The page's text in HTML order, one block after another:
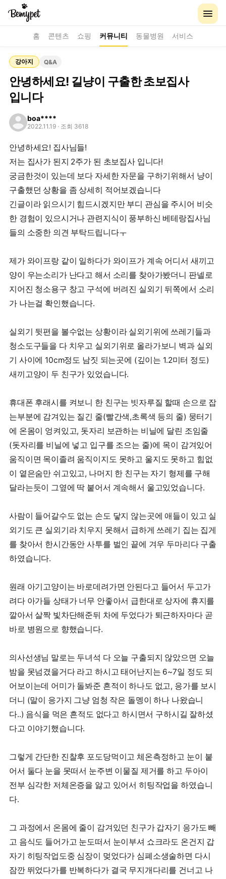
홈 콘텐츠 쇼핑 커뮤니티 동물병원 서비스
강아지 Q&A
안녕하세요! 길냥이 구출한 초보집사
입니다
boa****
2022.11.19 · 조회 3618
안녕하세요! 집사님들!
저는 집사가 된지 2주가 된 초보집사 입니다!
궁금한것이 있는데 보다 자세한 자문을 구하기위해서 냥이
구출했던 상황을 좀 상세히 적어보겠습니다
긴글이라 읽으시기 힘드시겠지만 부디 관심을 주시어 비슷
한 경험이 있으시거나 관련지식이 풍부하신 베테랑집사님
들의 소중한 의견 부탁드립니다ㅜ
제가 와이프랑 같이 일하다가 와이프가 계속 어디서 새끼고
양이 우는소리가 난다고 해서 소리를 찾아가봤더니 판넬로
지어진 청소용구 창고 구석에 버려진 실외기 뒤쪽에서 소리
가 나는걸 확인했습니다.
실외기 뒷편을 볼수없는 상황이라 실외기위에 쓰레기들과
청소도구들을 다 치우고 실외기위로 올라가보니 벽과 실외
기 사이에 10cm정도 남짓 되는곳에 (깊이는 1.2미터 정도)
새끼고양이 두 친구가 있었습니다.
휴대폰 후래시를 켜보니 한 친구는 빗자루질 할때 손으로 잡
는부분에 감겨있는 질긴 줄(빨간색,초록색 등의 줄) 뭉터기
에 온몸이 엉켜있고, 돗자리 보관하는 비닐에 달린 조임줄
(돗자리를 비닐에 넣고 입구를 조으는 줄)에 목이 감겨있어
움직이면 목이졸려 움직이지도 못하고 울지도 못하고 힘없
이 옅은숨만 쉬고있고, 나머지 한 친구는 자기 형제를 구해
달라는듯이 그옆에 딱 붙어서 계속해서 울고있었습니다.
사람이 들어갈수도 없는 손도 닿지 않는곳에 애들이 있고 실
외기도 큰 실외기라 치우지 못해서 급하게 쓰레기 집는 집게
를 찾아서 한시간동안 사투를 벌인 끝에 겨우 두마리다 구출
하였습니다.
원래 아기고양이는 바로데려가면 안된다고 들어서 두고가
려다 아가들 상태가 너무 안좋아서 급한대로 상자에 휴지를
깔아서 살짝 빛차단해준뒤 차에 두었다가 퇴근하자마다 곧
바로 병원으로 향했습니다.
의사선생님 말로는 두녀석 다 오늘 구출되지 않았으면 오늘
밤을 못넘겼을거다 라고 하시고 태어난지는 6~7일 정도 되
어보이는데 어미가 돌봐준 흔적이 하나도 없고, 응가를 보시
더니 (말이 응가지 그냥 엄청 작은 돌멩이 하나 나왔습니
다..) 음식을 먹은 흔적도 없다고 하시면서 구하시길 잘하셨
다고 이야기했습니다.
그렇게 간단한 진찰후 포도당먹이고 체온측정하고 눈이 붙
어서 둘다 눈을 못떠서 눈주변 이물질 제거를 하고 두아이
전부 심각한 저체온증을 앓고 있어서 히팅작업을 하였습니
다.
그 과정에서 온몸에 줄이 감겨있던 친구가 갑자기 응가도 빼
고 음식도 들어가고 눈도떠서 눈이부셔 쇼크라도 온건지 갑
자기 히팅작업도중 심장이 멎었다가 심폐소생술하면 다시
잠깐 뛰었다가를 반복하다가 결국 무지개다리를 건너고 나